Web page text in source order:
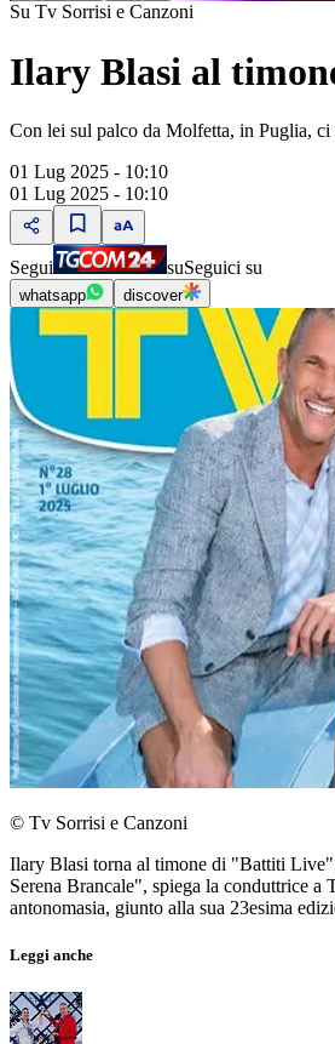
Su Tv Sorrisi e Canzoni
Ilary Blasi al
Con lei sul palco da Molfetta, in Puglia,
01 Lug 2025 - 10:10
01 Lug 2025 - 10:10
Segui suSeguici su
whatsapp discover
© Tv Sorrisi e Canzoni
Ilary Blasi torna al timone di "Battiti
Serena Brancale", spiega la conduttrice
antonomasia, giunto alla sua 23esima
Leggi anche